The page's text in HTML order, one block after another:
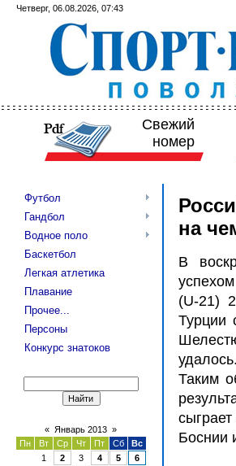
Четверг, 06.08.2026, 07:43
Свежий
номер
Футбол
Гандбол
Водное поло
Баскетбол
Легкая атлетика
Плавание
Прочее...
Персоны
Конкурс знатоков
« Январь 2013 »
Пн
Вт Ср Чт Пт Сб
Вс
1
2 3 4 5
6
на
В
(U-21)
Турции
удалось.
Таким
Боснии